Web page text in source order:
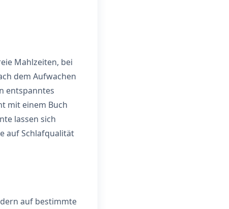
Mahlzeiten, bei
dem Aufwachen
entspanntes
mit einem Buch
lassen sich
auf Schlafqualität
auf bestimmte